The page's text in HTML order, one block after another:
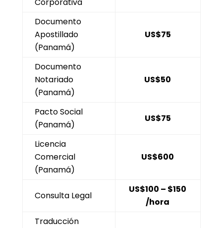
Documento
Apostillado
(Panamá)
US$75
Documento
Notariado
(Panamá)
US$50
Pacto Social
(Panamá)
US$75
Licencia
Comercial
(Panamá)
US$600
Consulta Legal
US$100 – $150
/hora
Traducción